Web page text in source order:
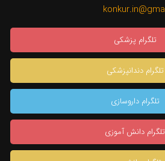
تلگرام پزشکی
تلگرام دندانپزشکی
تلگرام داروسازی
تلگرام دانش آموزی